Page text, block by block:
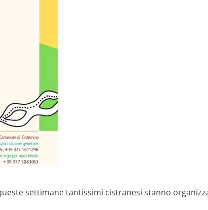
settimane tantissimi cistranesi stanno